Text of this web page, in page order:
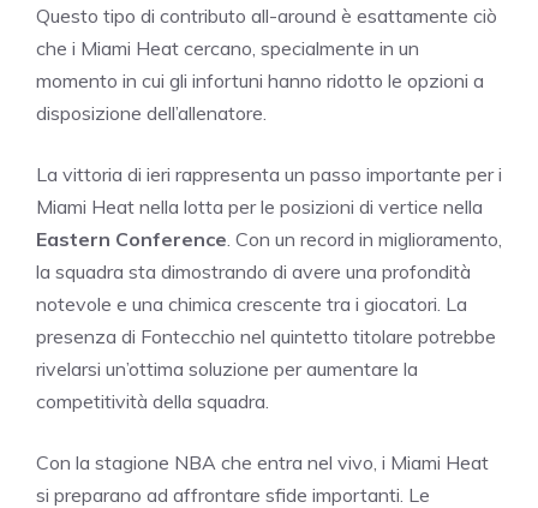
Questo tipo di contributo all-around è esattamente ciò
che i Miami Heat cercano, specialmente in un
momento in cui gli infortuni hanno ridotto le opzioni a
disposizione dell’allenatore.
La vittoria di ieri rappresenta un passo importante per i
Miami Heat nella lotta per le posizioni di vertice nella
Eastern Conference . Con un record in miglioramento,
la squadra sta dimostrando di avere una profondità
notevole e una chimica crescente tra i giocatori. La
presenza di Fontecchio nel quintetto titolare potrebbe
rivelarsi un’ottima soluzione per aumentare la
competitività della squadra.
Con la stagione NBA che entra nel vivo, i Miami Heat
si preparano ad affrontare sfide importanti. Le